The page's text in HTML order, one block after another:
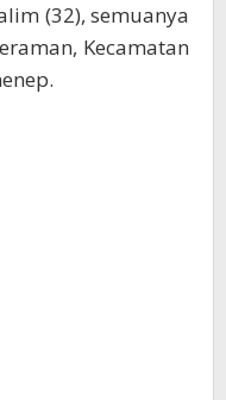
(32), semuanya
Kecamatan